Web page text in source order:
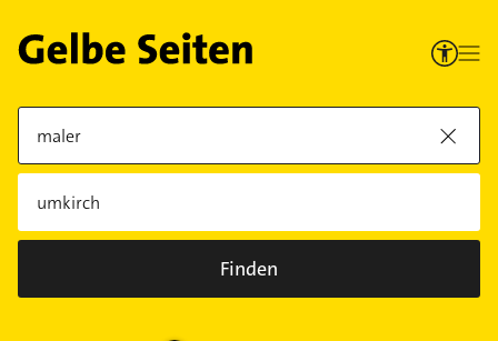
Finden